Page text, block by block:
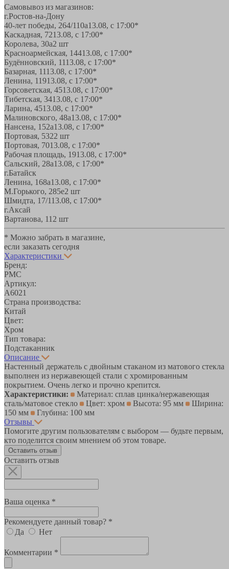
Самовывоз из магазинов:
г.Ростов-на-Дону
40-лет победы, 264/110а13.08, с 17:00*
Каскадная, 7213.08, с 17:00*
Королева, 30а2 шт
Красноармейская, 14413.08, с 17:00*
Будённовский, 1113.08, с 17:00*
Базарная, 1113.08, с 17:00*
Ленина, 11913.08, с 17:00*
Горсоветская, 4513.08, с 17:00*
Тибетская, 3413.08, с 17:00*
Ларина, 4513.08, с 17:00*
Малиновского, 48а13.08, с 17:00*
Нансена, 152а13.08, с 17:00*
Портовая, 5322 шт
Портовая, 7013.08, с 17:00*
Рабочая площадь, 1913.08, с 17:00*
Сальский, 28a13.08, с 17:00*
г.Батайск
Ленина, 168а13.08, с 17:00*
М.Горького, 285е2 шт
Шмидта, 17/113.08, с 17:00*
г.Аксай
Вартанова, 11 2 шт
* Можно забрать в магазине,
если заказать сегодня
Характеристики
Бренд:
РМС
Артикул:
A6021
Страна производства:
Китай
Цвет:
Хром
Тип товара:
Подстаканник
Описание
Настенный держатель с двойным стаканом из матового стекла
выполнен из нержавеющей стали с хромированным
покрытием. Очень легко и прочно крепится.
Характеристики:
Материал: сплав цинка/нержавеющая
сталь/матовое стекло
Цвет: хром Высота: 95 мм
Ширина:
150 мм
Глубина: 100 мм
Отзывы
Помогите другим пользователям с выбором — будьте первым,
кто поделится своим мнением об этом товаре.
Оставить отзыв
Оставить отзыв
Ваша оценка *
Рекомендуете данный товар? *
Да
Нет
Комментарии *